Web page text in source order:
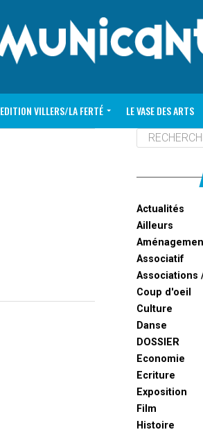
EDITION VILLERS/LA FERTÉ LE VASE DES ARTS
Actualités
Ailleurs
Associatif
Associations
Coup d'oeil
Culture
Danse
DOSSIER
Economie
Ecriture
Exposition
Film
Histoire